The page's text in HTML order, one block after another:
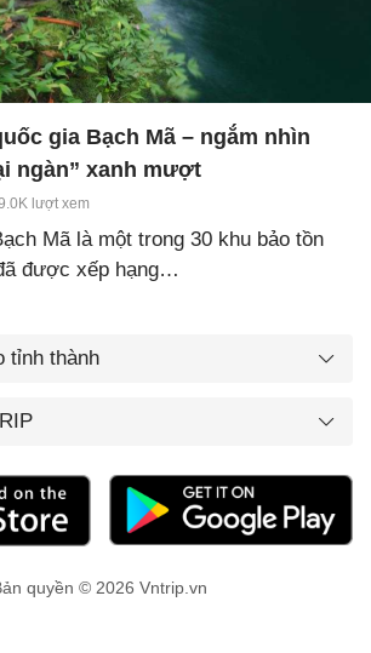
gia Bạch Mã – ngắm nhìn
ngàn” xanh mượt
lượt xem
Mã là một trong 30 khu bảo tồn
được xếp hạng…
tỉnh thành
quyền © 2026 Vntrip.vn